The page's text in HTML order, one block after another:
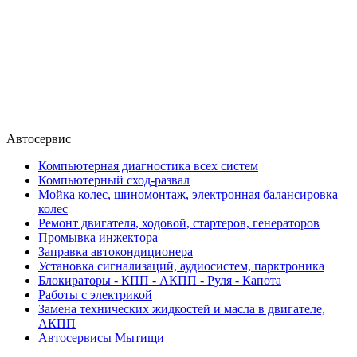
Автосервис
Компьютерная диагностика всех систем
Компьютерный сход-развал
Мойка колес, шиномонтаж, электронная балансировка
колес
Ремонт двигателя, ходовой, стартеров, генераторов
Промывка инжектора
Заправка автокондиционера
Установка сигнализаций, аудиосистем, парктроника
Блокираторы - КПП - АКПП - Руля - Капота
Работы с электрикой
Замена технических жидкостей и масла в двигателе,
АКПП
Автосервисы Мытищи